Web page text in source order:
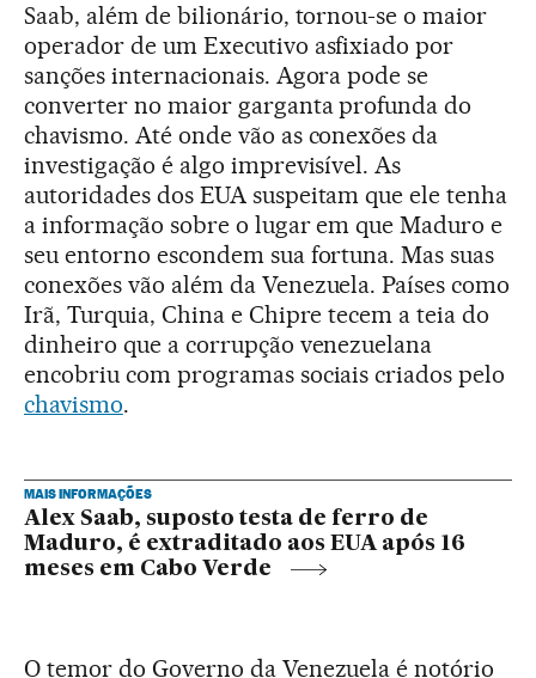
Saab, além de bilionário, tornou-se o maior
operador de um Executivo asfixiado por
sanções internacionais. Agora pode se
converter no maior garganta profunda do
chavismo. Até onde vão as conexões da
investigação é algo imprevisível. As
autoridades dos EUA suspeitam que ele tenha
a informação sobre o lugar em que Maduro e
seu entorno escondem sua fortuna. Mas suas
conexões vão além da Venezuela. Países como
Irã, Turquia, China e Chipre tecem a teia do
dinheiro que a corrupção venezuelana
encobriu com programas sociais criados pelo
chavismo.
MAIS INFORMAÇÕES
Alex Saab, suposto testa de ferro de
Maduro, é extraditado aos EUA após 16
meses em Cabo Verde
O temor do Governo da Venezuela é notório